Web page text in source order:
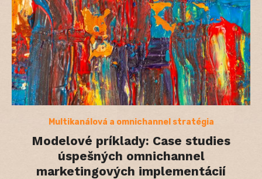
Multikanálová a omnichannel stratégia
Modelové príklady: Case studies
úspešných omnichannel
marketingových implementácií